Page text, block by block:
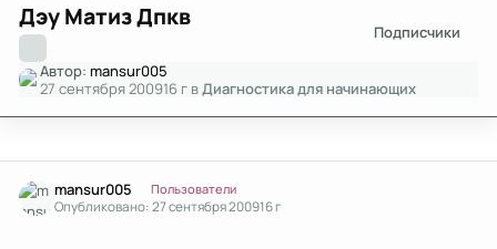
Дэу Матиз Дпкв
Подписчики
Автор: mansur005
27 сентября 200916 г вДиагностика для начинающих
mansur005 Пользователи
Опубликовано:27 сентября 200916 г